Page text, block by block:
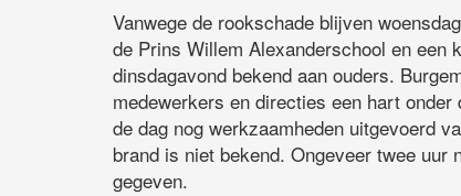
Vanwege de rookschade blijven
de Prins Willem Alexanderschool en een
dinsdagavond bekend aan ouders.
medewerkers en directies een hart
de dag nog werkzaamheden uitgevoerd
brand is niet bekend. Ongeveer twee
gegeven.